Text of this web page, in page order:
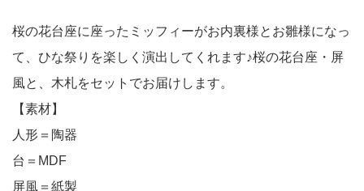
桜の花台座に座ったミッフィーがお内裏様とお雛様になっ
て、ひな祭りを楽しく演出してくれます♪桜の花台座・屏
風と、木札をセットでお届けします。
【素材】
人形＝陶器
台＝MDF
屏風＝紙製